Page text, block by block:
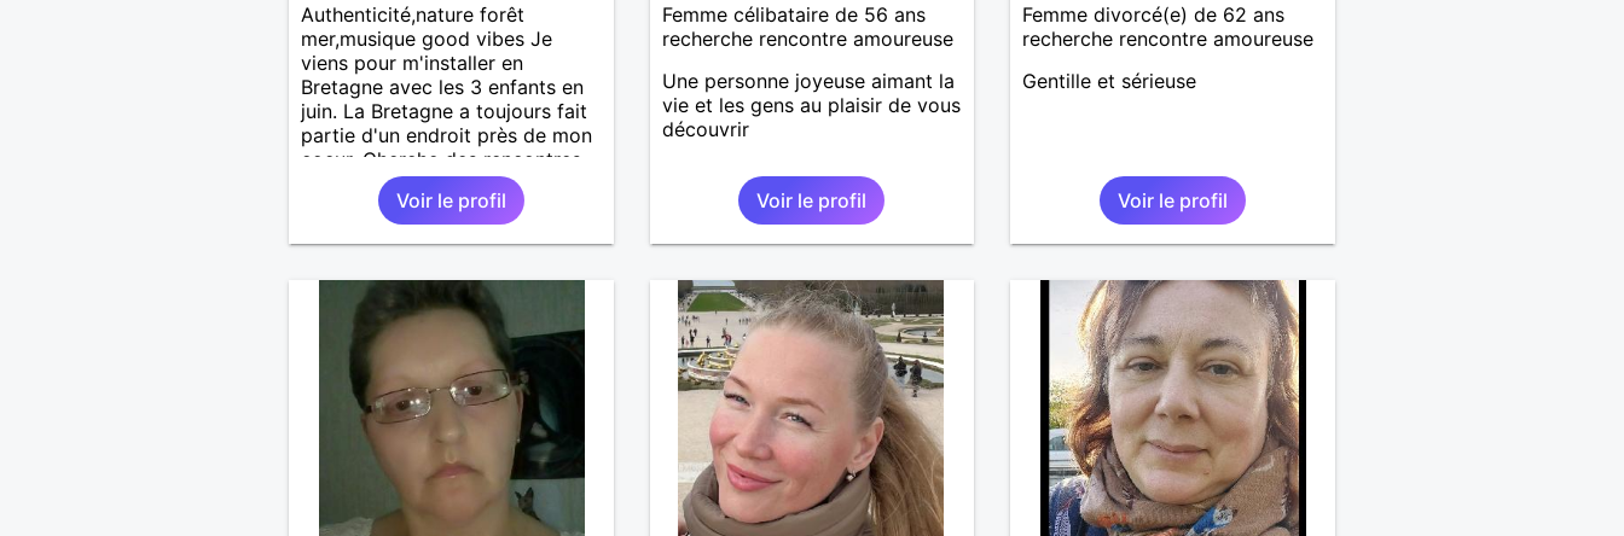
Authenticité,nature forêt
mer,musique good vibes Je
viens pour m'installer en
Bretagne avec les 3 enfants en
juin. La Bretagne a toujours fait
partie d'un endroit près de mon
coeur. Cherche des rencontres
pour découvrir et profiter de la
Bretagne. Ballade concert
soirée, je suis très ouverte et
vie... Toujours prête à enrichir
ma vie....
Voir le profil
Femme célibataire de 56 ans
recherche rencontre amoureuse
Une personne joyeuse aimant la
vie et les gens au plaisir de vous
découvrir
Voir le profil
Femme divorcé(e) de 62 ans
recherche rencontre amoureuse
Gentille et sérieuse
Voir le profil